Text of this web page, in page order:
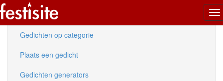
Nieuwe gedichten
Gedichten op categorie
Plaats een gedicht
Gedichten generators